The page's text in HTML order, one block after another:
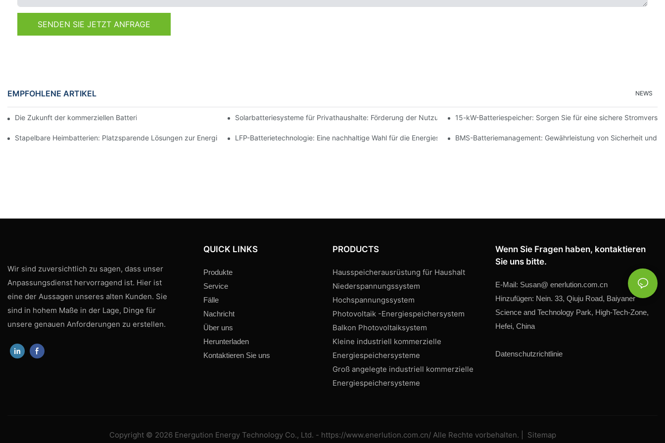
SENDEN SIE JETZT ANFRAGE
EMPFOHLENE ARTIKEL NEWS
Die Zukunft der kommerziellen Batteriespeicherung: Trends und InnovationenSolarbatteriesysteme für Privathaushalte: Förderung der Nutzung erneuerbarer Energien15-kW-Batteriespeicher: Sorgen Sie für eine sichere
Stapelbare Heimbatterien: Platzsparende Lösungen zur EnergiespeicherungLFP-Batterietechnologie: Eine nachhaltige Wahl für die EnergiespeicherungBMS-Batteriemanagement: Gewährleistung von Sicherheit und
Wir sind zuversichtlich zu sagen, dass unser
Anpassungsdienst hervorragend ist. Hier ist
eine der Aussagen unseres alten Kunden. Sie
sind in hohem Maße in der Lage, Dinge für
unsere genauen Anforderungen zu erstellen.
QUICK LINKS
Produkte
Service
Fälle
Nachricht
Über uns
Herunterladen
Kontaktieren Sie uns
PRODUCTS
Hausspeicherausrüstung für Haushalt
Niederspannungssystem
Hochspannungssystem
Photovoltaik -Energiespeichersystem
Balkon Photovoltaiksystem
Kleine industriell kommerzielle
Energiespeichersysteme
Groß angelegte industriell kommerzielle
Energiespeichersysteme
Wenn Sie Fragen haben, kontaktieren
Sie uns bitte.
E-Mail: Susan@ enerlution.com.cn
Hinzufügen: Nein. 33, Qiuju Road, Baiyaner
Science and Technology Park, High-Tech-Zone,
Hefei, China
Datenschutzrichtlinie
Copyright © 2026 Energution Energy Technology Co., Ltd. - https://www.enerlution.com.cn/ Alle Rechte vorbehalten. | Sitemap